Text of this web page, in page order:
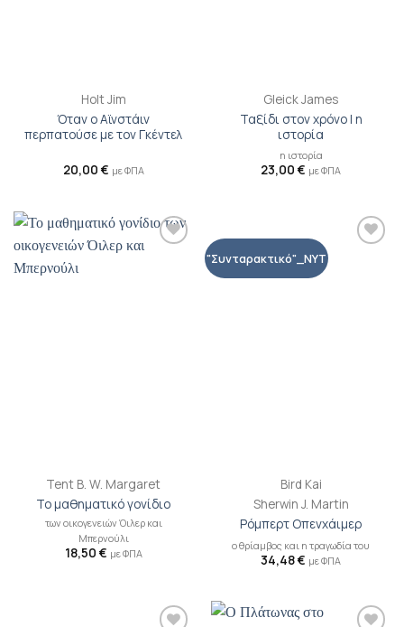
Holt Jim
Όταν ο Αϊνστάιν
περπατούσε με τον Γκέντελ
20,00 € με ΦΠΑ
Gleick James
Ταξίδι στον χρόνο | η
ιστορία
η ιστορία
23,00 € με ΦΠΑ
Tent B. W. Margaret
Το μαθηματικό γονίδιο
των οικογενειών Όιλερ και
Μπερνούλι
18,50 € με ΦΠΑ
"Συνταρακτικό"_NYT
Bird Kai
Sherwin J. Martin
Ρόμπερτ Οπενχάιμερ
ο θρίαμβος και η τραγωδία του
34,48€ με ΦΠΑ